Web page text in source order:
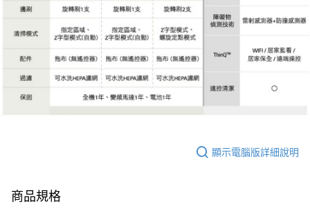
顯示電腦版詳細說明
商品規格